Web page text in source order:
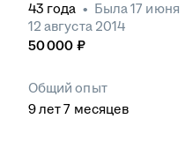
43 года • Была17 июня
12 августа 2014
50 000 ₽
Общий опыт
9лет 7 месяцев